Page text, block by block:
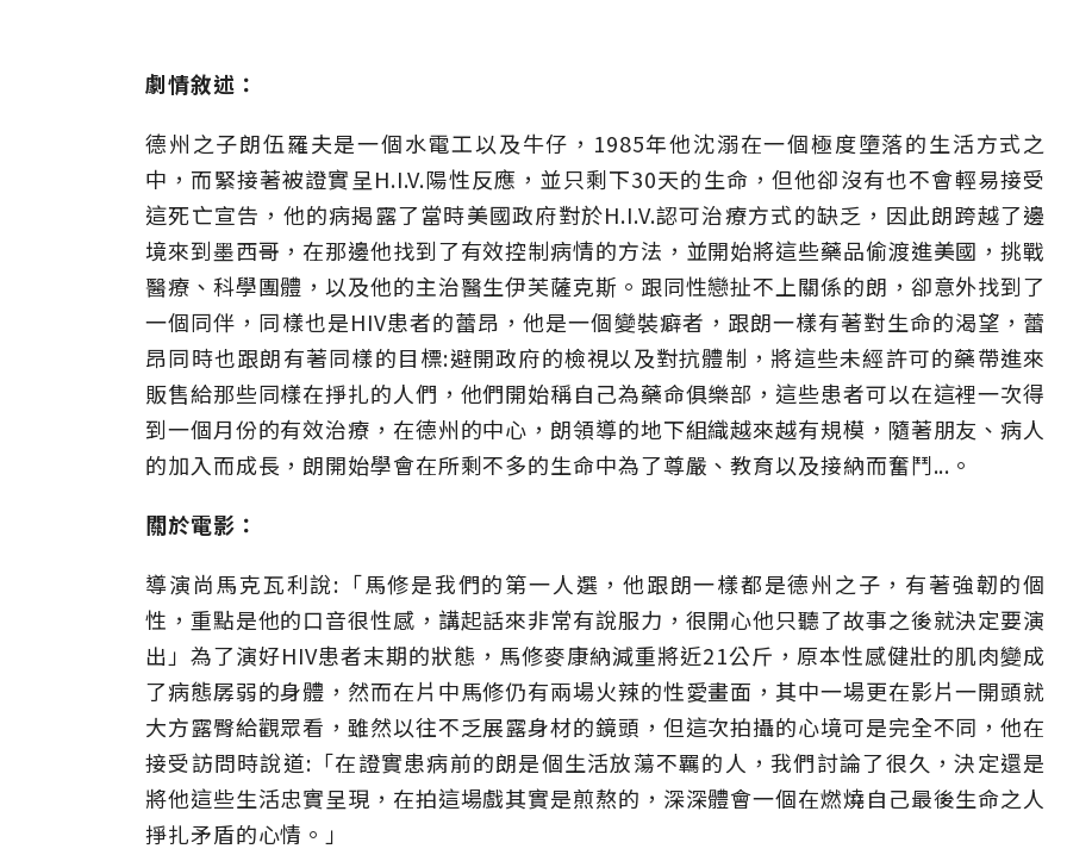
劇情敘述：
德州之子朗伍羅夫是一個水電工以及牛仔，1985年他沈溺在一個極度墮落的生活方式之
中，而緊接著被證實呈H.I.V.陽性反應，並只剩下30天的生命，但他卻沒有也不會輕易接受
這死亡宣告，他的病揭露了當時美國政府對於H.I.V.認可治療方式的缺乏，因此朗跨越了邊
境來到墨西哥，在那邊他找到了有效控制病情的方法，並開始將這些藥品偷渡進美國，挑戰
醫療、科學團體，以及他的主治醫生伊芙薩克斯。跟同性戀扯不上關係的朗，卻意外找到了
一個同伴，同樣也是HIV患者的蕾昂，他是一個變裝癖者，跟朗一樣有著對生命的渴望，蕾
昂同時也跟朗有著同樣的目標:避開政府的檢視以及對抗體制，將這些未經許可的藥帶進來
販售給那些同樣在掙扎的人們，他們開始稱自己為藥命俱樂部，這些患者可以在這裡一次得
到一個月份的有效治療，在德州的中心，朗領導的地下組織越來越有規模，隨著朋友、病人
的加入而成長，朗開始學會在所剩不多的生命中為了尊嚴、教育以及接納而奮鬥...。
關於電影：
導演尚馬克瓦利說:「馬修是我們的第一人選，他跟朗一樣都是德州之子，有著強韌的個
性，重點是他的口音很性感，講起話來非常有說服力，很開心他只聽了故事之後就決定要演
出」為了演好HIV患者末期的狀態，馬修麥康納減重將近21公斤，原本性感健壯的肌肉變成
了病態孱弱的身體，然而在片中馬修仍有兩場火辣的性愛畫面，其中一場更在影片一開頭就
大方露臀給觀眾看，雖然以往不乏展露身材的鏡頭，但這次拍攝的心境可是完全不同，他在
接受訪問時說道:「在證實患病前的朗是個生活放蕩不羈的人，我們討論了很久，決定還是
將他這些生活忠實呈現，在拍這場戲其實是煎熬的，深深體會一個在燃燒自己最後生命之人
掙扎矛盾的心情。」